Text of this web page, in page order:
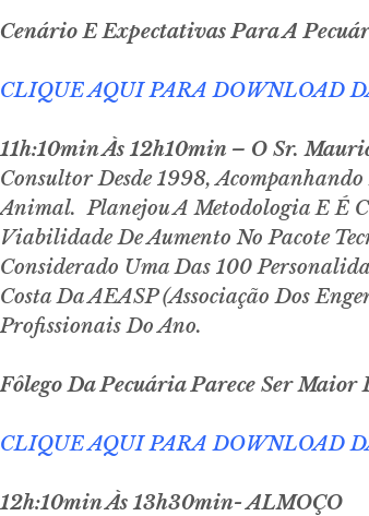
Cenário E Expectativas Para A
CLIQUE AQUI PARA DOWNLOAD
11h:10min Às 12h10min – O Sr.
Consultor Desde 1998,
Animal. Planejou A Metodologia E É
Viabilidade De Aumento No Pacote
Considerado Uma Das 100
Costa Da AEASP (Associação Dos
Profissionais Do Ano.
Fôlego Da Pecuária Parece Ser Maior
CLIQUE AQUI PARA DOWNLOAD
12h:10min Às 13h30min- ALMOÇO